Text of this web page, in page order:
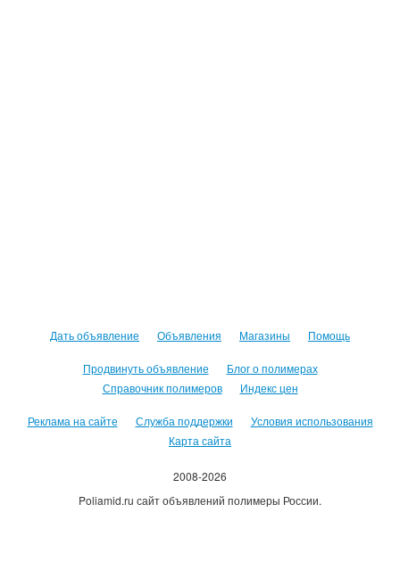
Дать объявление Объявления Магазины Помощь
Продвинуть объявление
Блог о полимерах
Справочник полимеров
Индекс цен
Реклама на сайте Служба поддержки
Условия использования
Карта сайта
2008-2026
Poliamid.ru сайт объявлений полимеры России.